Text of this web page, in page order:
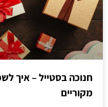
חנוכה בסטייל – איך
מקוריים